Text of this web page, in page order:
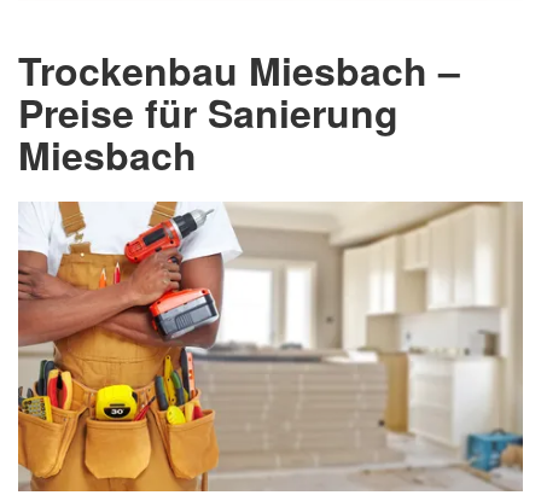
Trockenbau Miesbach –
Preise für Sanierung
Miesbach